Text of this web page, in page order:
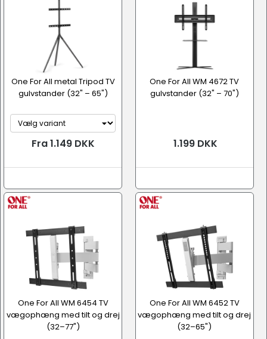
One For All metal Tripod TV
gulvstander (32" – 65")
Fra 1.149 DKK
One For All WM 4672 TV
gulvstander (32" – 70")
1.199 DKK
One For All WM 6454 TV
vægophæng med tilt og drej
(32–77")
One For All WM 6452 TV
vægophæng med tilt og drej
(32–65")